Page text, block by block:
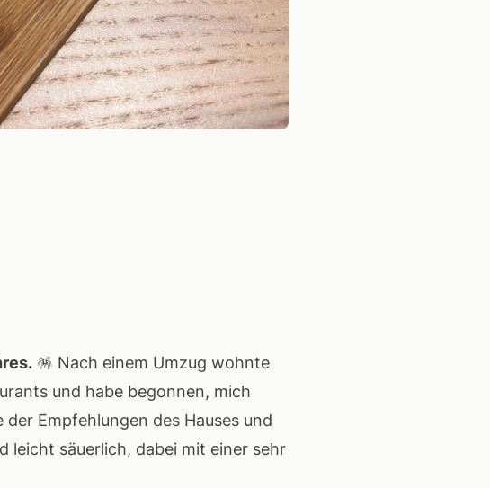
🪅 Nach einem Umzug wohnte
und habe begonnen, mich
Empfehlungen des Hauses und
leicht säuerlich, dabei mit einer sehr